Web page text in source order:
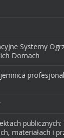
Systemy
Domach
materiałach i